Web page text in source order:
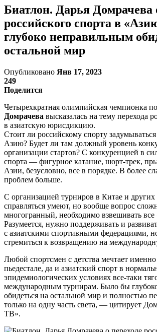
Биатлон. Дарья Домрачева
российского спорта в
глубоко неправильным
остальной мир
Опубликовано Янв 17, 2023
249
Поделится
Четырехкратная олимпийская чемпионка
Домрачева высказалась на тему перехода
в азиатскую юрисдикцию.
Стоит ли российскому спорту задумываться
Азию? Будет ли там должный уровень
организации стартов? С конкуренцией в
спорта — фигурное катание, шорт-трек,
Азии, безусловно, все в порядке. В более
проблем больше.
С организацией турниров в Китае и других
справляться умеют, но вообще вопрос
многогранный, необходимо взвешивать все
Разумеется, нужно поддерживать и
с азиатскими спортивными федерациями,
стремиться к возвращению на
Любой спортсмен с детства мечтает
пьедестале, да и азиатский спорт в
эпидемиологических условиях все-таки
международным турнирам. Было бы
обидеться на остальной мир и полностью
только на одну часть света, — цитирует
ТВ».